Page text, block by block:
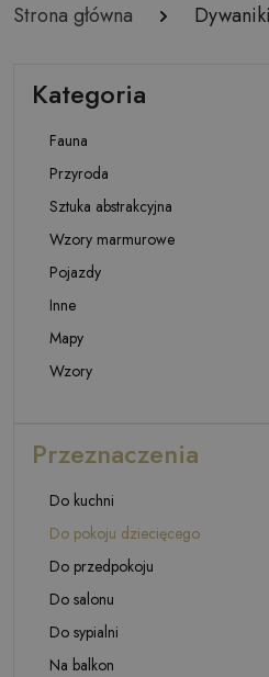
Strona główna Dywaniki
Kategoria
Fauna
Przyroda
Sztuka abstrakcyjna
Wzory marmurowe
Pojazdy
Inne
Mapy
Wzory
Przeznaczenia
Do kuchni
Do pokoju dziecięcego
Do przedpokoju
Do salonu
Do sypialni
Na balkon